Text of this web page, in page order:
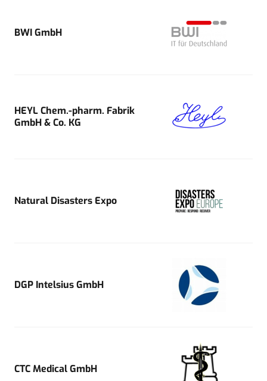
BWI GmbH
HEYL Chem.-pharm. Fabrik
GmbH & Co. KG
Natural Disasters Expo
DGP Intelsius GmbH
CTC Medical GmbH